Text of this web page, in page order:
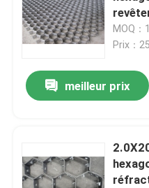
Contrôle de qualité
Contactez-nous
clôture de maillage de
MOQ：
Prix：
meilleur prix